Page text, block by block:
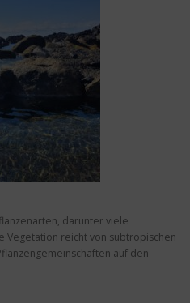
darunter viele
Vegetation reicht von subtropischen
auf den